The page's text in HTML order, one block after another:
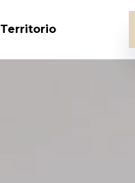
Territorio